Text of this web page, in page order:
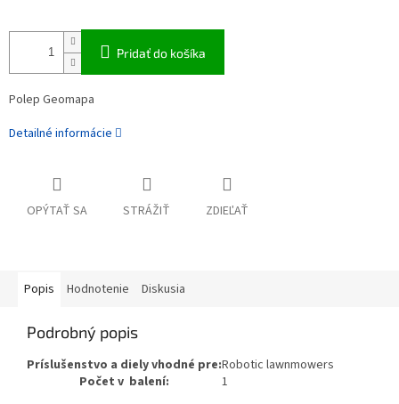
Pridať do košíka
Polep Geomapa
Detailné informácie
OPÝTAŤ SA STRÁŽIŤ ZDIEĽAŤ
Popis Hodnotenie Diskusia
Podrobný popis
Príslušenstvo a diely vhodné pre:Robotic lawnmowers
Počet v balení:
1